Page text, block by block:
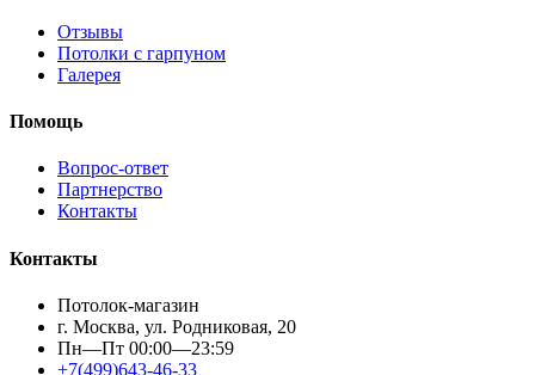
Отзывы
Потолки с гарпуном
Галерея
Помощь
Вопрос-ответ
Партнерство
Контакты
Контакты
Потолок-магазин
г. Москва, ул. Родниковая, 20
Пн—Пт 00:00—23:59
+7(499)643-46-33